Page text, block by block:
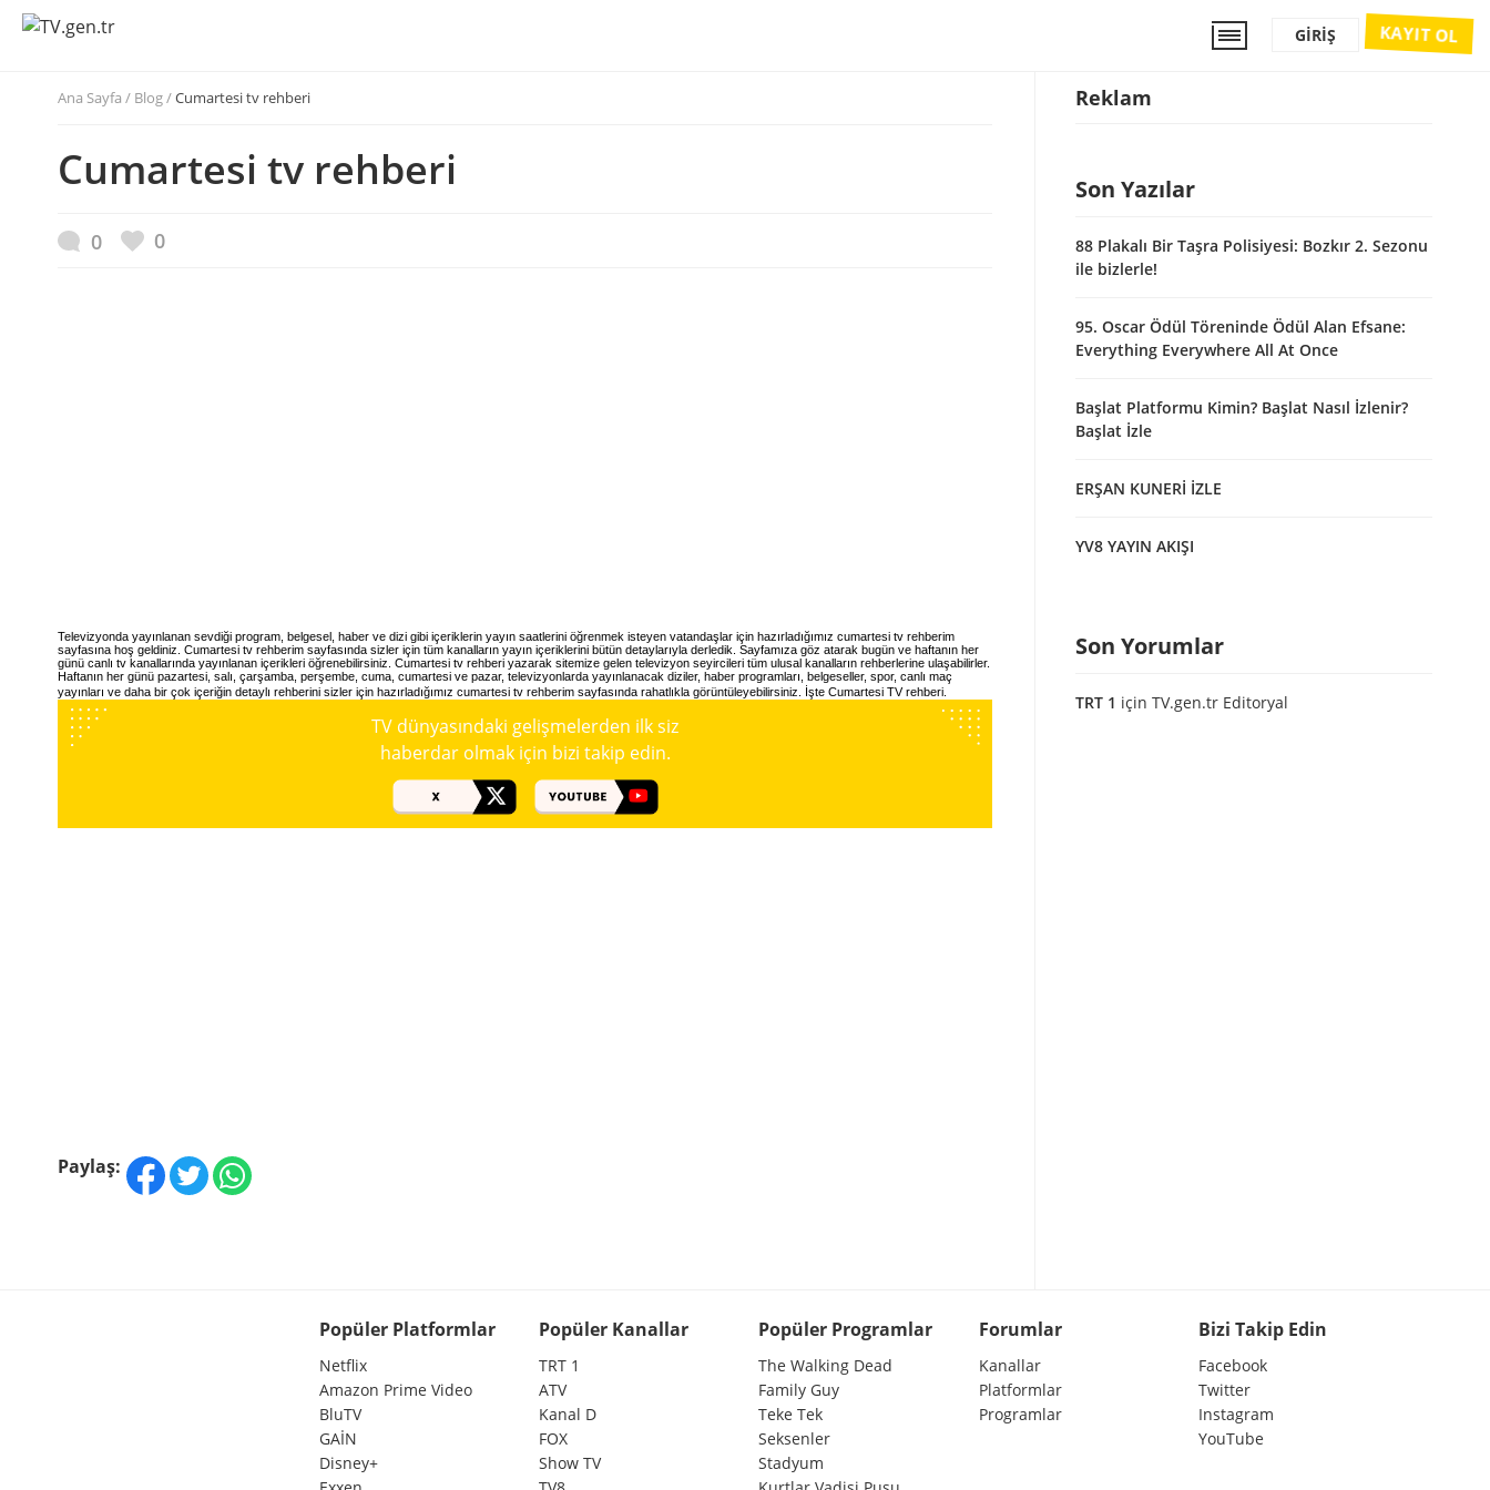
KAYIT OL
GIRIŞ
Ana Sayfa / Blog /Cumartesi tv rehberi
Cumartesi tv rehberi
0 0
Televizyonda yayınlanan sevdiği program, belgesel, haber ve dizi gibi içeriklerin yayın saatlerini öğrenmek isteyen vatandaşlar için hazırladığımız cumartesi tv rehberim
sayfasına hoş geldiniz. Cumartesi tv rehberim sayfasında sizler için tüm kanalların yayın içeriklerini bütün detaylarıyla derledik. Sayfamıza göz atarak bugün ve haftanın her
günü canlı tv kanallarında yayınlanan içerikleri öğrenebilirsiniz. Cumartesi tv rehberi yazarak sitemize gelen televizyon seyircileri tüm ulusal kanalların rehberlerine ulaşabilirler.
Haftanın her günü pazartesi, salı, çarşamba, perşembe, cuma, cumartesi ve pazar, televizyonlarda yayınlanacak diziler, haber programları, belgeseller, spor, canlı maç
yayınları ve daha bir çok içeriğin detaylı rehberini sizler için hazırladığımız cumartesi tv rehberim sayfasında rahatlıkla görüntüleyebilirsiniz. İşte Cumartesi TV rehberi.
TV dünyasındaki gelişmelerden ilk siz
haberdar olmak için bizi takip edin.
Paylaş:
Reklam
Son Yazılar
88 Plakalı Bir Taşra Polisiyesi: Bozkır 2. Sezonu
ile bizlerle!
95. Oscar Ödül Töreninde Ödül Alan Efsane:
Everything Everywhere All At Once
Başlat Platformu Kimin? Başlat Nasıl İzlenir?
Başlat İzle
ERŞAN KUNERİ İZLE
YV8 YAYIN AKIŞI
Son Yorumlar
TRT 1 için TV.gen.tr Editoryal
Popüler Platformlar
Netflix
Amazon Prime Video
BluTV
GAİN
Disney+
Popüler Kanallar
TRT 1
ATV
Kanal D
FOX
Show TV
Popüler Programlar
The Walking Dead
Family Guy
Teke Tek
Seksenler
Stadyum
Forumlar
Kanallar
Platformlar
Programlar
Bizi Takip Edin
Facebook
Twitter
Instagram
YouTube